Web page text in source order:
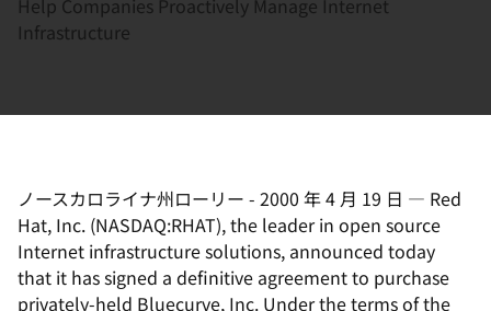
Help Companies Proactively Manage Internet
Infrastructure
ノースカロライナ州ローリー - 2000 年 4 月 19 日 — Red
Hat, Inc. (NASDAQ:RHAT), the leader in open source
Internet infrastructure solutions, announced today
that it has signed a definitive agreement to purchase
privately-held Bluecurve, Inc. Under the terms of the